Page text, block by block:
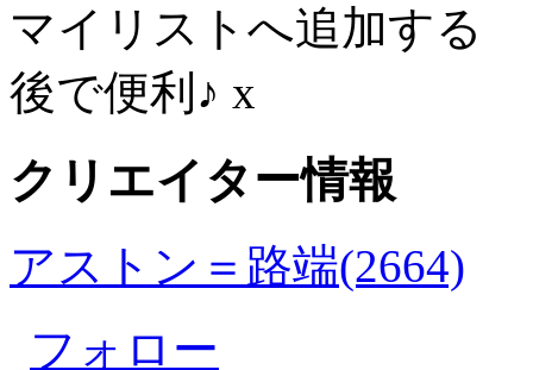
マイリストへ追加する
後で便利♪ x
クリエイター情報
アストン＝路端(2664)
フォロー